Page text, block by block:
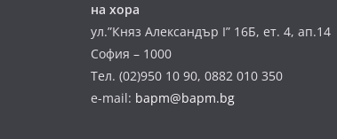
на хора
ул.”Княз Александър І” 16Б, ет. 4, ап.14
София – 1000
Тел. (02)950 10 90, 0882 010 350
e-mail: bapm@bapm.bg